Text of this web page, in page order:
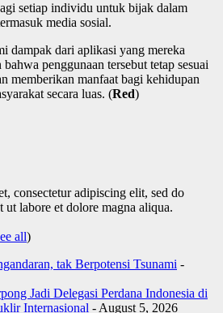
setiap individu untuk bijak dalam
media sosial.
dampak dari aplikasi yang mereka
penggunaan tersebut tetap sesuai
memberikan manfaat bagi kehidupan
secara luas. (Red)
consectetur adipiscing elit, sed do
labore et dolore magna aliqua.
all)
tak Berpotensi Tsunami -
Jadi Delegasi Perdana Indonesia di
Internasional - August 5, 2026